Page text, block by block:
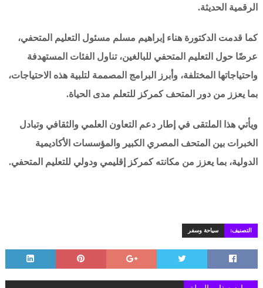
الرقمية الحديثة.
كما قدمت الدكتورة هناء إبراهيم مسلم مسئول التعليم المتحفي،
عرضًا حول التعليم المتحفي للبالغين، تناول الفئات المستهدفة
واحتياجاتها المختلفة، وأبرز البرامج المصممة لتلبية هذه الاحتياجات،
بما يعزز من دور المتحف كمركز للتعلم مدى الحياة.
ويأتي هذا الملتقى في إطار دعم التعاون العلمي والثقافي وتبادل
الخبرات بين المتحف المصري الكبير والمؤسسات الأكاديمية
الدولية، بما يعزز من مكانته كمركز إقليمي ودولي للتعليم المتحفي.
التصنيف: سياحة وسفر